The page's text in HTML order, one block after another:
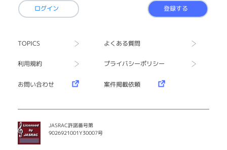
ログイン 登録する
TOPICS よくある質問
利用規約 プライバシーポリシー
お問い合わせ 案件掲載依頼
JASRAC許諾番号第
9026921001Y30007号